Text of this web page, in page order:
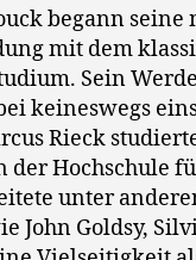
begann seine
mit dem
Sein
keineswegs
Rieck
der Hochschule
unter
John Goldsy,